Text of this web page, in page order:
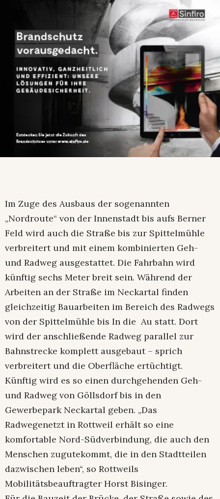
Im Zuge des Ausbaus der sogenannten
„Nordroute“ von der Innenstadt bis aufs Berner
Feld wird auch die Straße bis zur Spittelmühle
verbreitert und mit einem kombinierten Geh-
und Radweg ausgestattet. Die Fahrbahn wird
künftig sechs Meter breit sein. Während der
Arbeiten an der Straße im Neckartal finden
gleichzeitig Bauarbeiten im Bereich des Radwegs
von der Spittelmühle bis In die Au statt. Dort
wird der anschließende Radweg parallel zur
Bahnstrecke komplett ausgebaut – sprich
verbreitert und die Oberfläche ertüchtigt.
Künftig wird es so einen durchgehenden Geh-
und Radweg von Göllsdorf bis in den
Gewerbepark Neckartal geben. „Das
Radwegenetzt in Rottweil erhält so eine
komfortable Nord-Südverbindung, die auch den
Menschen zugutekommt, die in den Stadtteilen
dazwischen leben“, so Rottweils
Mobilitätsbeauftragter Horst Bisinger.